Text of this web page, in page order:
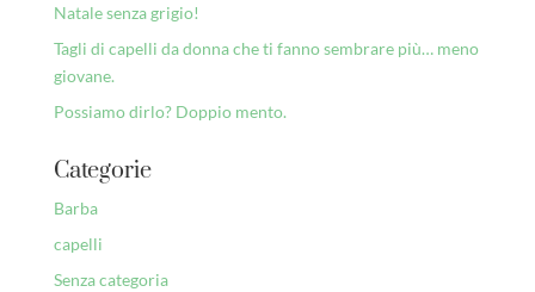
Natale senza grigio!
Tagli di capelli da donna che ti fanno sembrare più… meno
giovane.
Possiamo dirlo? Doppio mento.
Categorie
Barba
capelli
Senza categoria